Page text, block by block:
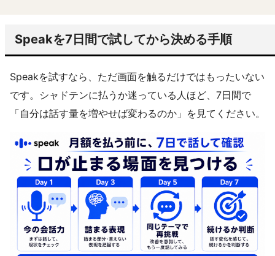
Speakを7日間で試してから決める手順
Speakを試すなら、ただ画面を触るだけではもったいない
です。シャドテンに払うか迷っている人ほど、7日間で
「自分は話す量を増やせば変わるのか」を見てください。